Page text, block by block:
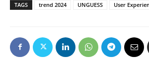
TAGS trend 2024 UNGUESS User